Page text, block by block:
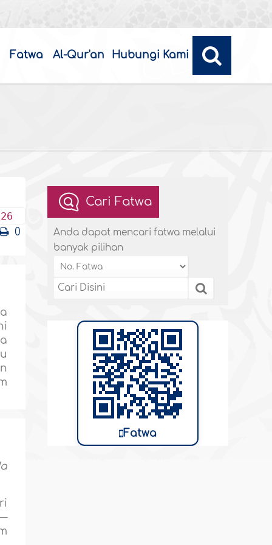
Fatwa Al-Qur'an Hubungi Kami
0
Cari Fatwa
Anda dapat mencari fatwa melalui
banyak pilihan
Fatwa